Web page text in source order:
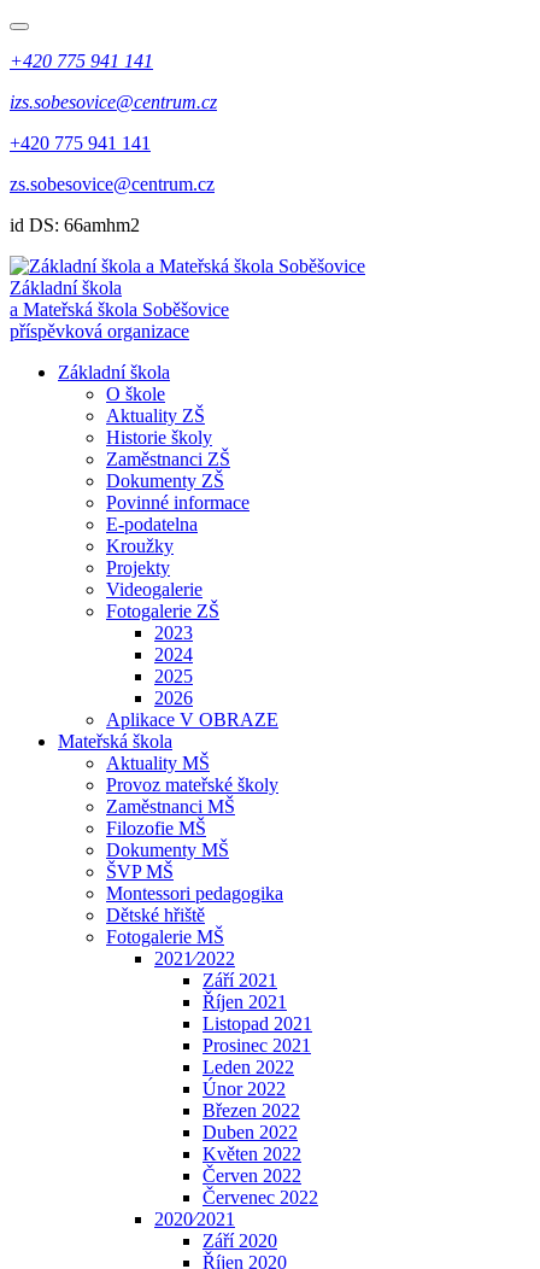
+420 775 941 141
izs.sobesovice@centrum.cz
+420 775 941 141
zs.sobesovice@centrum.cz
id DS: 66amhm2
Základní škola
a Mateřská škola Soběšovice
příspěvková organizace
Základní škola
O škole
Aktuality ZŠ
Historie školy
Zaměstnanci ZŠ
Dokumenty ZŠ
Povinné informace
E-podatelna
Kroužky
Projekty
Videogalerie
Fotogalerie ZŠ
2023
2024
2025
2026
Aplikace V OBRAZE
Mateřská škola
Aktuality MŠ
Provoz mateřské školy
Zaměstnanci MŠ
Filozofie MŠ
Dokumenty MŠ
ŠVP MŠ
Montessori pedagogika
Dětské hřiště
Fotogalerie MŠ
2021⁄2022
Září 2021
Říjen 2021
Listopad 2021
Prosinec 2021
Leden 2022
Únor 2022
Březen 2022
Duben 2022
Květen 2022
Červen 2022
Červenec 2022
2020⁄2021
Září 2020
Říjen 2020